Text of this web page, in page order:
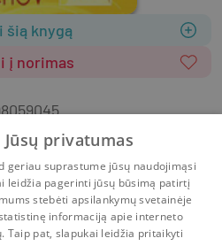
šią knygą
į norimas
medicina
sveikata
privatumas
geriau suprastume jūsų naudojimąsi
leidžia pagerinti jūsų būsimą patirtį
stebėti apsilankymų svetainėje
informaciją apie interneto
Taip pat, slapukai leidžia pritaikyti